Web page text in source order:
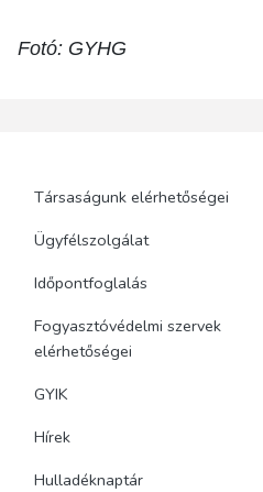
Fotó: GYHG
Társaságunk elérhetőségei
Ügyfélszolgálat
Időpontfoglalás
Fogyasztóvédelmi szervek
elérhetőségei
GYIK
Hírek
Hulladéknaptár